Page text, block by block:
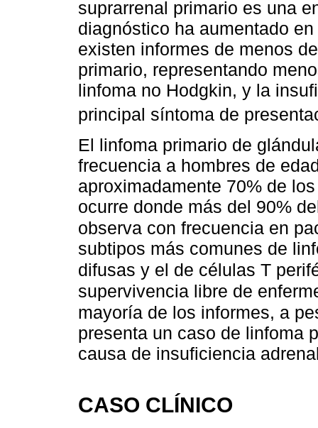
suprarrenal primario es una
diagnóstico ha aumentado
existen informes de menos
primario, representando
linfoma no Hodgkin, y la
principal síntoma de
El linfoma primario de
frecuencia a hombres de
aproximadamente 70% de
ocurre donde más del 90%
observa con frecuencia en
subtipos más comunes de
difusas y el de células T
supervivencia libre de
mayoría de los informes, a
presenta un caso de linfoma
causa de insuficiencia
CASO CLÍNICO